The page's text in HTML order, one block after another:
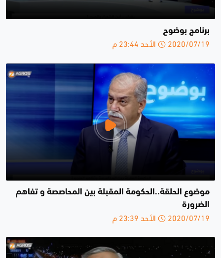
برنامج بوضوح
2020/07/19 الأحد 23:44 م
موضوع الحلقة..الحكومة المقبلة بين المحاصصة و تفاهم
الضرورة
2020/07/19 الأحد 23:39 م